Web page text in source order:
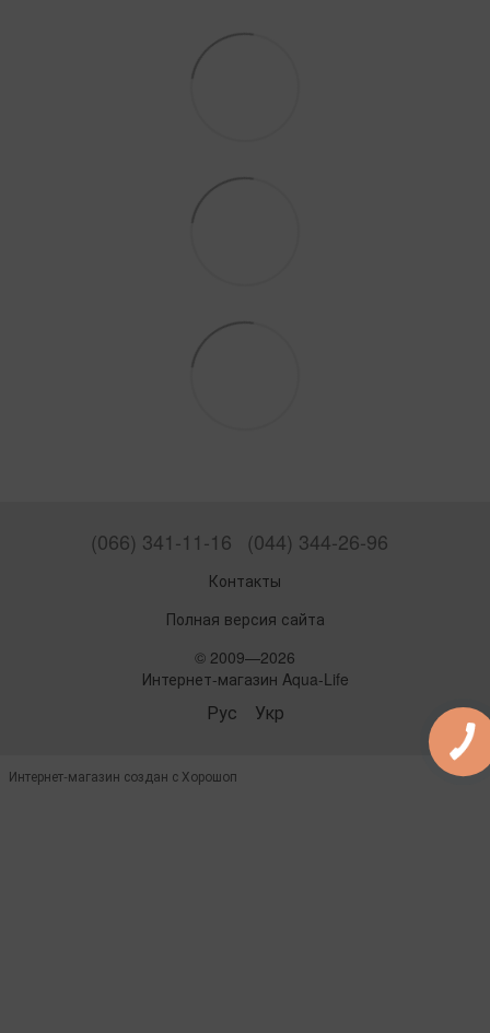
(066) 341-11-16 (044) 344-26-96
Контакты
Полная версия сайта
© 2009—2026
Интернет-магазин Aqua-Life
Рус Укр
Интернет-магазин создан с Хорошоп